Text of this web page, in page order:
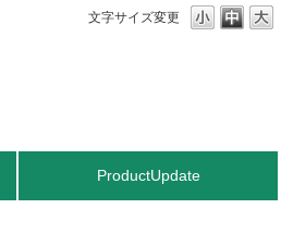
文字サイズ変更
ProductUpdate